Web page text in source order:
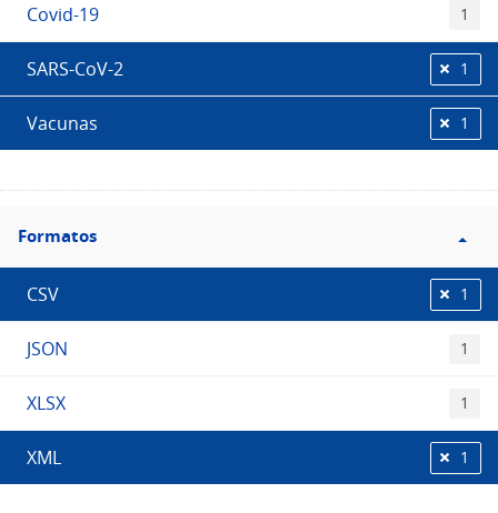
Covid-19 1
SARS-CoV-2 1
Vacunas 1
Filtro
Formatos
Formatos
CSV 1
JSON 1
XLSX 1
XML 1